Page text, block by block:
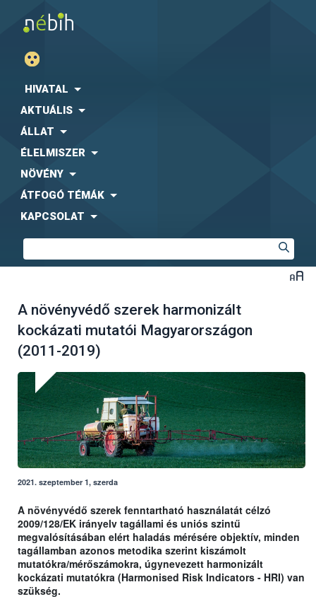
HIVATAL
AKTUÁLIS
ÁLLAT
ÉLELMISZER
NÖVÉNY
ÁTFOGÓ TÉMÁK
KAPCSOLAT
A növényvédő szerek harmonizált
kockázati mutatói Magyarországon
(2011-2019)
2021. szeptember 1, szerda
A növényvédő szerek fenntartható használatát célzó
2009/128/EK irányelv tagállami és uniós szintű
megvalósításában elért haladás mérésére objektív, minden
tagállamban azonos metodika szerint kiszámolt
mutatókra/mérőszámokra, úgynevezett harmonizált
kockázati mutatókra (Harmonised Risk Indicators - HRI) van
szükség.